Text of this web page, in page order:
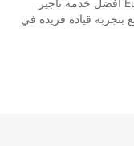
في مدينة Melbourne الرائعة، يقدم Europcar أفضل خدمة تأجير
بتجربة قيادة فريدة في